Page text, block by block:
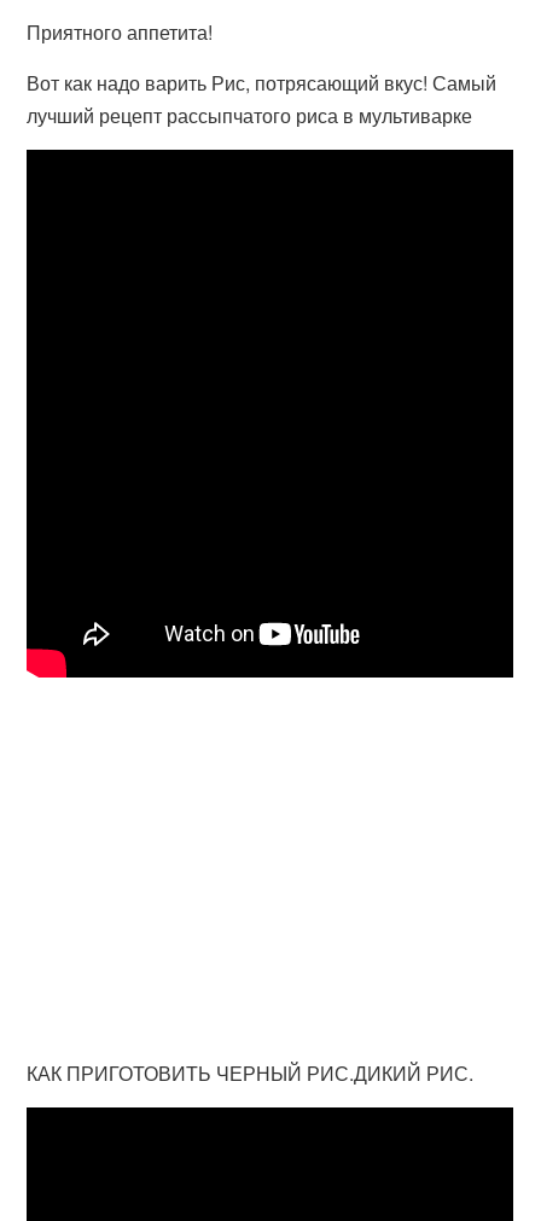
Приятного аппетита!
Вот как надо варить Рис, потрясающий вкус! Самый
лучший рецепт рассыпчатого риса в мультиварке
КАК ПРИГОТОВИТЬ ЧЕРНЫЙ РИС.ДИКИЙ РИС.